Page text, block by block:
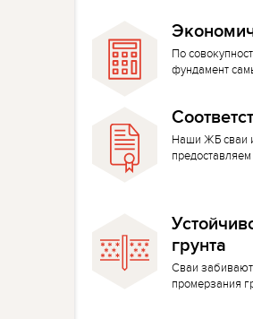
По
фундамент
Наши ЖБ сваи
грунта
Сваи
промерзания